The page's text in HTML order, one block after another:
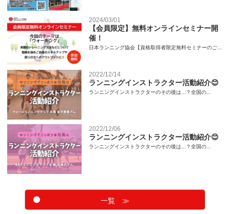
2024/03/01
【会員限定】無料オンラインセミナー開
催！
日本ランニング協会【資格取得者限定無料セミナーのご...
2022/12/14
ランニングインストラクター活動紹介😊
ランニングインストラクターのその後は...？全国の...
2022/12/06
ランニングインストラクター活動紹介😊
ランニングインストラクターのその後は...？全国の...
一覧 ≫